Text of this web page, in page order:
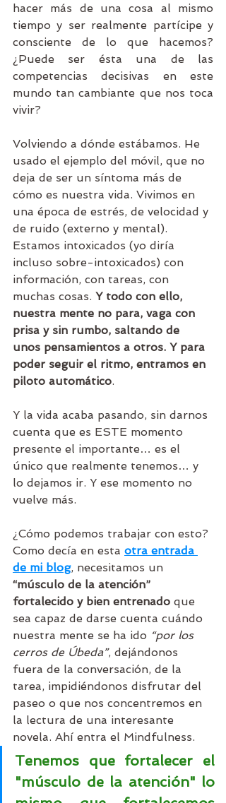
hacer más de una cosa al mismo
tiempo y ser realmente partícipe y
consciente de lo que hacemos?
¿Puede ser ésta una de las
competencias decisivas en este
mundo tan cambiante que nos toca
vivir?
Volviendo a dónde estábamos. He
usado el ejemplo del móvil, que no
deja de ser un síntoma más de
cómo es nuestra vida. Vivimos en
una época de estrés, de velocidad y
de ruido (externo y mental).
Estamos intoxicados (yo diría
incluso sobre-intoxicados) con
información, con tareas, con
muchas cosas. Y todo con ello,
nuestra mente no para, vaga con
prisa y sin rumbo, saltando de
unos pensamientos a otros. Y para
poder seguir el ritmo, entramos en
piloto automático.
Y la vida acaba pasando, sin darnos
cuenta que es ESTE momento
presente el importante… es el
único que realmente tenemos… y
lo dejamos ir. Y ese momento no
vuelve más.
¿Cómo podemos trabajar con esto?
Como decía en esta otra entrada
de mi blog, necesitamos un
“músculo de la atención”
fortalecido y bien entrenado que
sea capaz de darse cuenta cuándo
nuestra mente se ha ido “por los
cerros de Úbeda”, dejándonos
fuera de la conversación, de la
tarea, impidiéndonos disfrutar del
paseo o que nos concentremos en
la lectura de una interesante
novela. Ahí entra el Mindfulness.
Tenemos que fortalecer el
"músculo de la atención" lo